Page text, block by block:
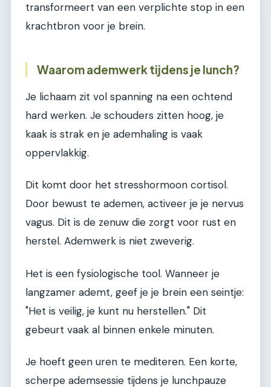
transformeert van een verplichte stop in een
krachtbron voor je brein.
Waarom ademwerk tijdens je lunch?
Je lichaam zit vol spanning na een ochtend
hard werken. Je schouders zitten hoog, je
kaak is strak en je ademhaling is vaak
oppervlakkig.
Dit komt door het stresshormoon cortisol.
Door bewust te ademen, activeer je je nervus
vagus. Dit is de zenuw die zorgt voor rust en
herstel. Ademwerk is niet zweverig.
Het is een fysiologische tool. Wanneer je
langzamer ademt, geef je je brein een seintje:
"Het is veilig, je kunt nu herstellen." Dit
gebeurt vaak al binnen enkele minuten.
Je hoeft geen uren te mediteren. Een korte,
scherpe ademsessie tijdens je lunchpauze